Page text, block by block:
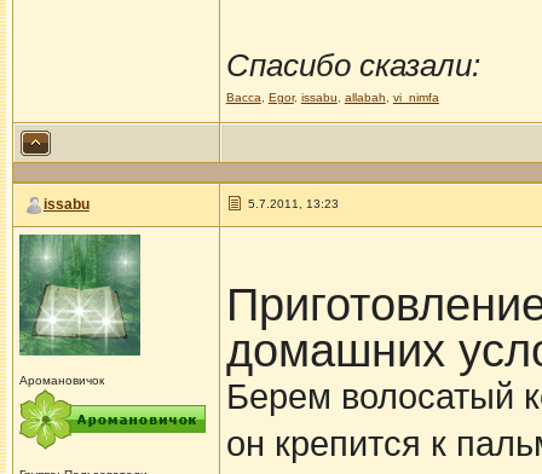
Спасибо сказали:
Васса Egor, issabu allabah vi_nimfa
issabu 5.7.2011, 13:23
Аромановичок
домашних
Берем волосатый
он крепится к